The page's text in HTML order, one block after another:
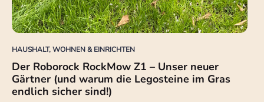
HAUSHALT, WOHNEN & EINRICHTEN
Der Roborock RockMow Z1 – Unser neuer
Gärtner (und warum die Legosteine im Gras
endlich sicher sind!)